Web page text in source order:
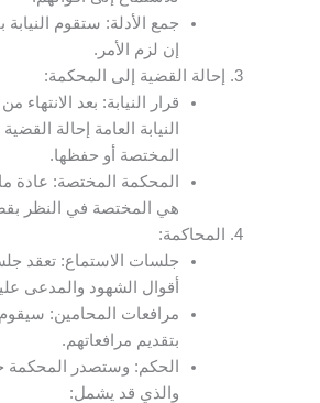
جمع الأدلة: ستقوم النيابة
إن لزم الأمر.
إحالة القضية إلى المحكمة:
قرار النيابة: بعد الانتهاء
النيابة العامة إحالة
المختصة أو حفظها.
المحكمة المختصة: عادة
هي المختصة في النظر
المحاكمة:
جلسات الاستماع: تعقد
أقوال الشهود والمدعى
مرافعات المحامين:
بتقديم مرافعاتهم.
الحكم: وستصدر المحكمة
والذي قد يشمل: